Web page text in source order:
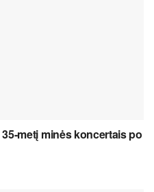
metį minės koncertais po